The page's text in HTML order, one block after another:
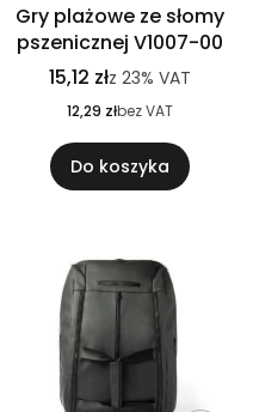
Gry plażowe ze słomy
pszenicznej V1007-00
15,12 złz 23% VAT
12,29 złbez VAT
Do koszyka